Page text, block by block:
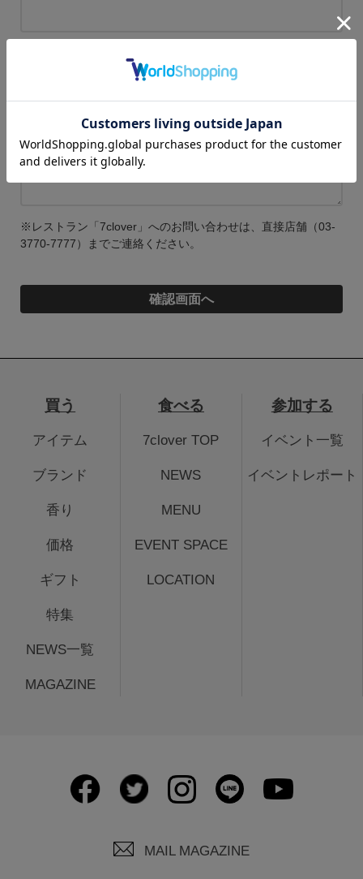
※レストラン「7clover」へのお問い合わせは、直接店舗（03-
3770-7777）までご連絡ください。
買う
アイテム
ブランド
香り
価格
ギフト
特集
NEWS一覧
MAGAZINE
食べる
7clover TOP
NEWS
MENU
EVENT SPACE
LOCATION
参加する
イベント一覧
イベントレポート
MAIL MAGAZINE